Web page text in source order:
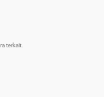
terkait.